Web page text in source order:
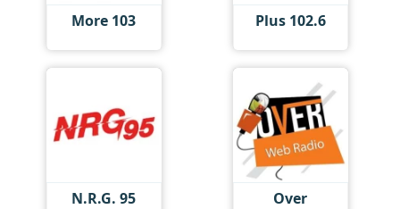
More 103 Plus 102.6
N.R.G. 95 Over